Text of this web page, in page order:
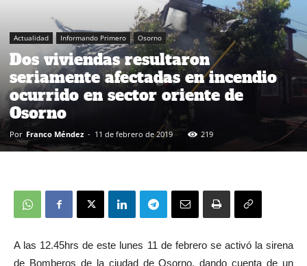
Actualidad Informando Primero Osorno
Dos viviendas resultaron
seriamente afectadas en incendio
ocurrido en sector oriente de
Osorno
Por Franco Méndez - 11 de febrero de 2019 219
A las 12.45hrs de este lunes 11 de febrero se activó la sirena
de Bomberos de la ciudad de Osorno, dando cuenta de un